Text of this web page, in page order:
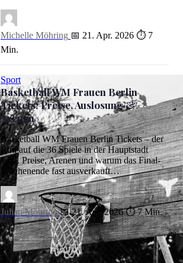
Michelle Möhring 📅 21. Apr. 2026 ⏱ 7
Min.
Sport
Basketball WM Frauen Berlin
Tickets: Preise, Auslosung &
Arenen
Basketball WM Frauen Berlin Tickets – der
Run auf die 36 Spiele in der Hauptstadt
läuft. Preise, Arenen und warum das Final-
Wochenende fast ausverkauft…
Julian Möhring 📅 21. Apr. 2026 ⏱ 7 Min.